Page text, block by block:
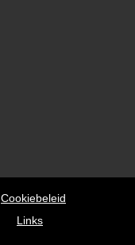
Cookiebeleid
Links